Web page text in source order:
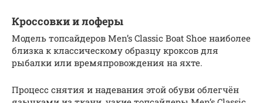
Кроссовки и лоферы
Модель топсайдеров Men’s Classic Boat Shoe наиболее
близка к классическому образцу кроксов для
рыбалки или времяпровождения на яхте.
Процесс снятия и надевания этой обуви облегчён